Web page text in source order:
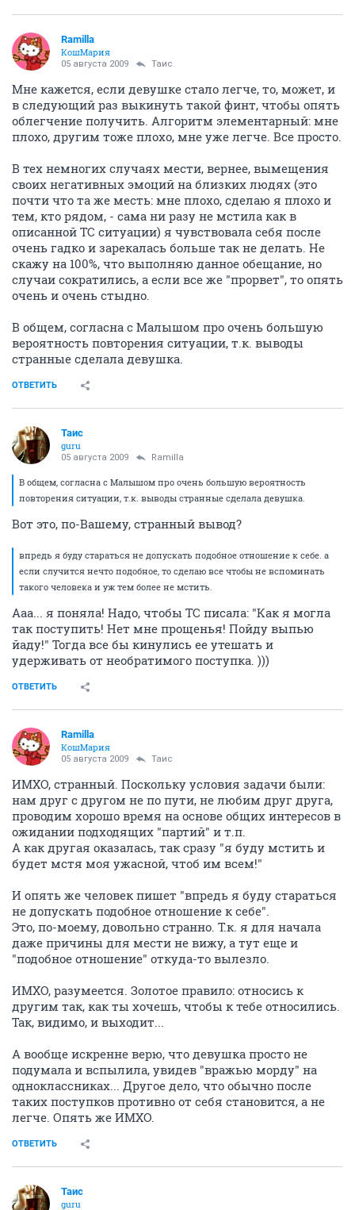
Ramilla
КошМария
05 августа 2009 Таис
Мне кажется, если девушке стало легче, то, может, и
в следующий раз выкинуть такой финт, чтобы опять
облегчение получить. Алгоритм элементарный: мне
плохо, другим тоже плохо, мне уже легче. Все просто.
В тех немногих случаях мести, вернее, вымещения
своих негативных эмоций на близких людях (это
почти что та же месть: мне плохо, сделаю я плохо и
тем, кто рядом, - сама ни разу не мстила как в
описанной ТС ситуации) я чувствовала себя после
очень гадко и зарекалась больше так не делать. Не
скажу на 100%, что выполняю данное обещание, но
случаи сократились, а если все же "прорвет", то опять
очень и очень стыдно.
В общем, согласна с Малышом про очень большую
вероятность повторения ситуации, т.к. выводы
странные сделала девушка.
ОТВЕТИТЬ
Таис
guru
05 августа 2009 Ramilla
В общем, согласна с Малышом про очень большую вероятность
повторения ситуации, т.к. выводы странные сделала девушка.
Вот это, по-Вашему, странный вывод?
впредь я буду стараться не допускать подобное отношение к себе. а
если случится нечто подобное, то сделаю все чтобы не вспоминать
такого человека и уж тем более не мстить.
Ааа... я поняла! Надо, чтобы ТС писала: "Как я могла
так поступить! Нет мне прощенья! Пойду выпью
йаду!" Тогда все бы кинулись ее утешать и
удерживать от необратимого поступка. )))
ОТВЕТИТЬ
Ramilla
КошМария
05 августа 2009 Таис
ИМХО, странный. Поскольку условия задачи были:
нам друг с другом не по пути, не любим друг друга,
проводим хорошо время на основе общих интересов в
ожидании подходящих "партий" и т.п.
А как другая оказалась, так сразу "я буду мстить и
будет мстя моя ужасной, чтоб им всем!"
И опять же человек пишет "впредь я буду стараться
не допускать подобное отношение к себе".
Это, по-моему, довольно странно. Т.к. я для начала
даже причины для мести не вижу, а тут еще и
"подобное отношение" откуда-то вылезло.
ИМХО, разумеется. Золотое правило: относись к
другим так, как ты хочешь, чтобы к тебе относились.
Так, видимо, и выходит...
А вообще искренне верю, что девушка просто не
подумала и вспылила, увидев "вражью морду" на
одноклассниках... Другое дело, что обычно после
таких поступков противно от себя становится, а не
легче. Опять же ИМХО.
ОТВЕТИТЬ
Таис
guru